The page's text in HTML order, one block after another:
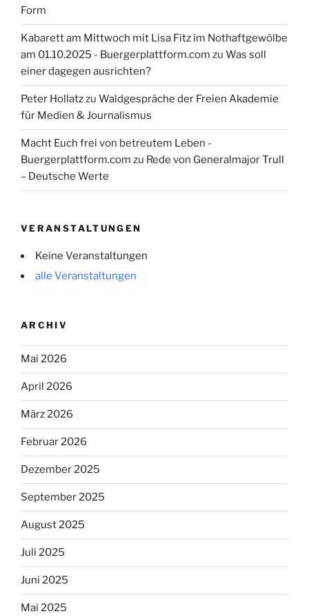
Form
Kabarett am Mittwoch mit Lisa Fitz im Nothaftgewölbe
am 01.10.2025 - Buergerplattform.com zu Was soll
einer dagegen ausrichten?
Peter Hollatzzu Waldgespräche der Freien Akademie
für Medien & Journalismus
Macht Euch frei von betreutem Leben -
Buergerplattform.com zu Rede von Generalmajor Trull
– Deutsche Werte
VERANSTALTUNGEN
Keine Veranstaltungen
alle Veranstaltungen
ARCHIV
Mai 2026
April 2026
März 2026
Februar 2026
Dezember 2025
September 2025
August 2025
Juli 2025
Juni 2025
Mai 2025